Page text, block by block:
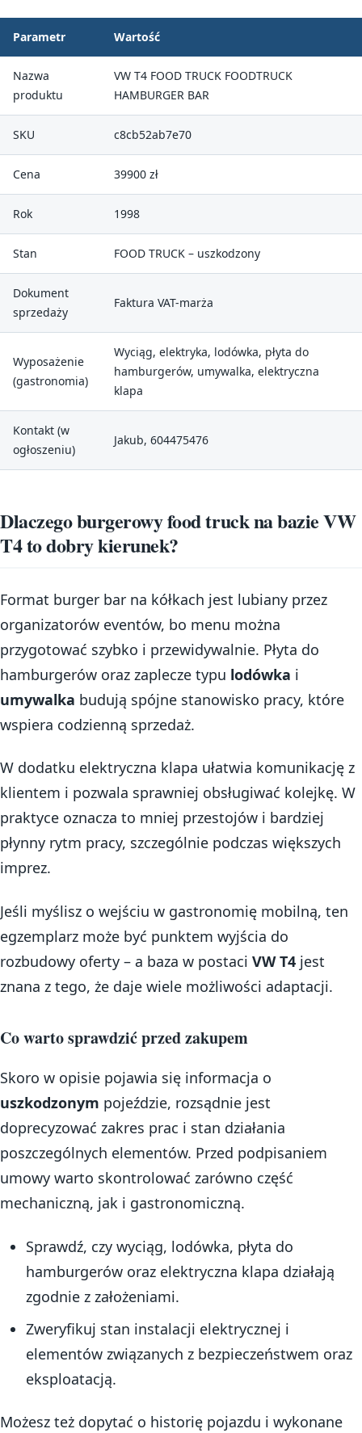
Parametr Wartość
Nazwa
produktu
VW T4 FOOD TRUCK FOODTRUCK
HAMBURGER BAR
SKU c8cb52ab7e70
Cena 39900 zł
Rok 1998
Stan FOOD TRUCK – uszkodzony
Dokument
sprzedaży
Faktura VAT-marża
Wyposażenie
(gastronomia)
Wyciąg, elektryka, lodówka, płyta do
hamburgerów, umywalka, elektryczna
klapa
Kontakt (w
ogłoszeniu)
Jakub, 604475476
Dlaczego burgerowy food truck na bazie VW
T4 to dobry kierunek?
Format burger bar na kółkach jest lubiany przez
organizatorów eventów, bo menu można
przygotować szybko i przewidywalnie. Płyta do
hamburgerów oraz zaplecze typu lodówka i
umywalka budują spójne stanowisko pracy, które
wspiera codzienną sprzedaż.
W dodatku elektryczna klapa ułatwia komunikację z
klientem i pozwala sprawniej obsługiwać kolejkę. W
praktyce oznacza to mniej przestojów i bardziej
płynny rytm pracy, szczególnie podczas większych
imprez.
Jeśli myślisz o wejściu w gastronomię mobilną, ten
egzemplarz może być punktem wyjścia do
rozbudowy oferty – a baza w postaci VW T4 jest
znana z tego, że daje wiele możliwości adaptacji.
Co warto sprawdzić przed zakupem
Skoro w opisie pojawia się informacja o
uszkodzonym pojeździe, rozsądnie jest
doprecyzować zakres prac i stan działania
poszczególnych elementów. Przed podpisaniem
umowy warto skontrolować zarówno część
mechaniczną, jak i gastronomiczną.
Sprawdź, czy wyciąg, lodówka, płyta do
hamburgerów oraz elektryczna klapa działają
zgodnie z założeniami.
Zweryfikuj stan instalacji elektrycznej i
elementów związanych z bezpieczeństwem oraz
eksploatacją.
Możesz też dopytać o historię pojazdu i wykonane